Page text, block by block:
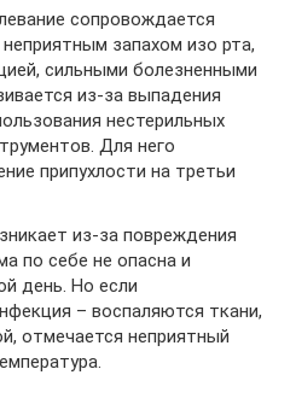
сопровождается
неприятным запахом изо рта,
сильными болезненными
из-за выпадения
нестерильных
Для него
припухлости на третьи
из-за повреждения
по себе не опасна и
день. Но если
– воспаляются ткани,
отмечается неприятный